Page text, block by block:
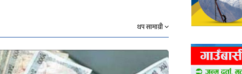
थप सामाग्री